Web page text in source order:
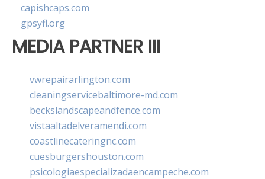
capishcaps.com
gpsyfl.org
MEDIA PARTNER III
vwrepairarlington.com
cleaningservicebaltimore-md.com
beckslandscapeandfence.com
vistaaltadelveramendi.com
coastlinecateringnc.com
cuesburgershouston.com
psicologiaespecializadaencampeche.com